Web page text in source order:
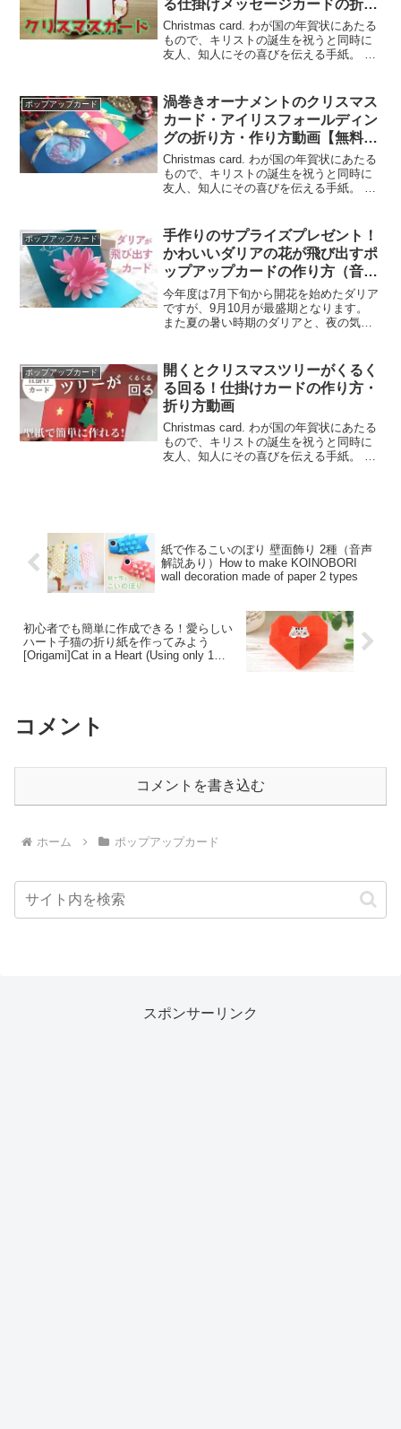
る仕掛けメッセージカードの折り
方・作り方動画
Christmas card. わが国の年賀状にあたる
もので、キリストの誕生を祝うと同時に
友人、知人にその喜びを伝える手紙。 主
リスマスと同時に新年を祝うことばを併
記...
ポップアップカード
渦巻きオーナメントのクリスマス
カード・アイリスフォールディン
グの折り方・作り方動画【無料テ
ンプレート】How to Make a
Beautiful Christmas Card (with
Free Template)
Christmas card. わが国の年賀状にあたる
もので、キリストの誕生を祝うと同時に
友人、知人にその喜びを伝える手紙。 主
リスマスと同時に新年を祝うことばを併
記...
ポップアップカード
手作りのサプライズプレゼント！
かわいいダリアの花が飛び出すポ
ップアップカードの作り方（音声
解説あり）How to make cute
dahlia flower pop-up card
今年度は7月下旬から開花を始めたダリア
ですが、9月10月が最盛期となります。
また夏の暑い時期のダリアと、夜の気温
になっていきます。2021/09/03ダリア季
節到来！...
ポップアップカード
開くとクリスマスツリーがくるく
る回る！仕掛けカードの作り方・
折り方動画
Christmas card. わが国の年賀状にあたる
もので、キリストの誕生を祝うと同時に
友人、知人にその喜びを伝える手紙。 主
紙で作るこいのぼり 壁面飾り 2種（音声
解説あり）How to make KOINOBORI
wall decoration made of paper 2 types
初心者でも簡単に作成できる！愛らしい
ハート子猫の折り紙を作ってみよう
[Origami]Cat in a Heart (Using only 1
コメント
コメントを書き込む
ホーム ポップアップカード
スポンサーリンク